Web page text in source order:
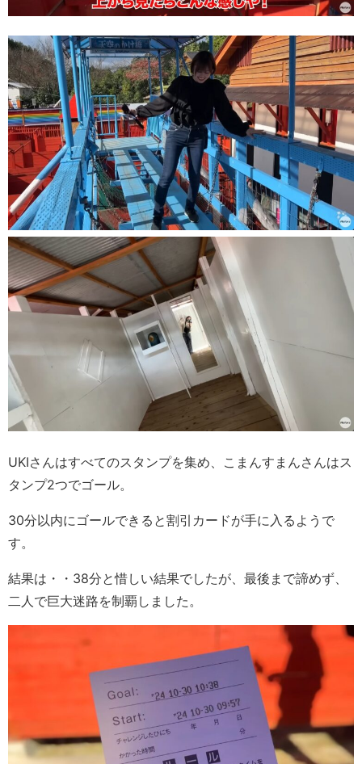
UKIさんはすべてのスタンプを集め、こまんすまんさんはス
タンプ2つでゴール。
30分以内にゴールできると割引カードが手に入るようで
す。
結果は・・38分と惜しい結果でしたが、最後まで諦めず、
二人で巨大迷路を制覇しました。